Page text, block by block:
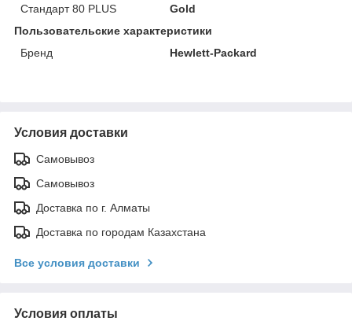
Стандарт 80 PLUS
Gold
Пользовательские характеристики
Бренд
Hewlett-Packard
Условия доставки
Самовывоз
Самовывоз
Доставка по г. Алматы
Доставка по городам Казахстана
Все условия доставки
Условия оплаты